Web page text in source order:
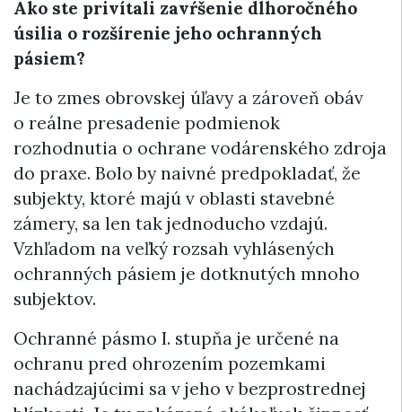
Ako ste privítali zavŕšenie dlhoročného
úsilia o rozšírenie jeho ochranných
pásiem?
Je to zmes obrovskej úľavy a zároveň obáv
o reálne presadenie podmienok
rozhodnutia o ochrane vodárenského zdroja
do praxe. Bolo by naivné predpokladať, že
subjekty, ktoré majú v oblasti stavebné
zámery, sa len tak jednoducho vzdajú.
Vzhľadom na veľký rozsah vyhlásených
ochranných pásiem je dotknutých mnoho
subjektov.
Ochranné pásmo I. stupňa je určené na
ochranu pred ohrozením pozemkami
nachádzajúcimi sa v jeho v bezprostrednej